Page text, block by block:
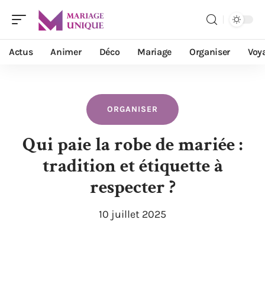
Actus Animer Déco Mariage Organiser
ORGANISER
Qui paie la robe de mariée :
tradition et étiquette à
respecter ?
10 juillet 2025